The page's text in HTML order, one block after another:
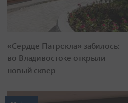
«Сердце Патрокла» забилось:
во Владивостоке открыли
новый сквер